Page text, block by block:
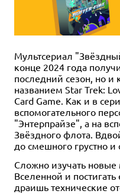
Мультсериал
конце 2024 года
последний сезон, но и
названием Star Trek:
Card Game. Как и в
вспомогательного
"Энтерпрайзе", а на
Звёздного флота.
до смешного грустно и
Сложно изучать
Вселенной и
драишь технические